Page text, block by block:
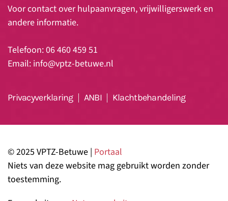
Voor contact over hulpaanvragen, vrijwilligerswerk en
andere informatie.
Telefoon: 06 460 459 51
Email: info@vptz-betuwe.nl
Privacyverklaring ANBI Klachtbehandeling
© 2025 VPTZ-Betuwe | Portaal
Niets van deze website mag gebruikt worden zonder
toestemming.